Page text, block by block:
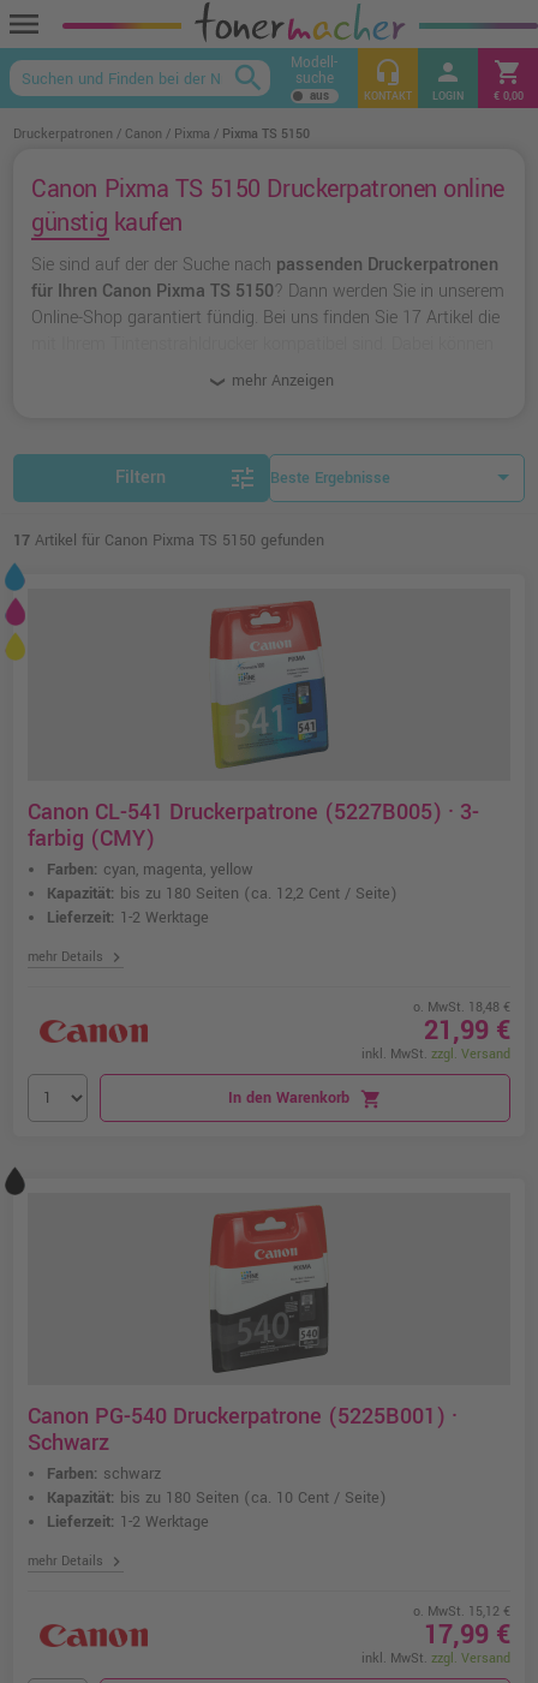
menu
keyboard_arrow_up
search Modell-
suche headset_mic
KONTAKT
person
LOGIN
shopping_cart
€ 0,00
Druckerpatronen Canon Pixma Pixma TS 5150
Canon Pixma TS 5150 Druckerpatronen online
günstig kaufen
Sie sind auf der der Suche nach passenden Druckerpatronen
für Ihren Canon Pixma TS 5150? Dann werden Sie in unserem
Online-Shop garantiert fündig. Bei uns finden Sie 17 Artikel die
originalen Druckerpatronen von Canon
greifen.
mehr Anzeigen
Filtern tune
17 Artikel für Canon Pixma TS 5150 gefunden
Canon CL-541 Druckerpatrone (5227B005) · 3-
farbig (CMY)
Farben: cyan, magenta, yellow
Kapazität: bis zu 180 Seiten (ca. 12,2 Cent / Seite)
Lieferzeit: 1-2 Werktage
mehr Details chevron_right
o. MwSt. 18,48 €
21,99 €
inkl. MwSt. zzgl. Versand
In den Warenkorb shopping_cart
Canon PG-540 Druckerpatrone (5225B001) ·
Schwarz
Farben: schwarz
Kapazität: bis zu 180 Seiten (ca. 10 Cent / Seite)
Lieferzeit: 1-2 Werktage
mehr Details chevron_right
o. MwSt. 15,12 €
17,99 €
inkl. MwSt. zzgl. Versand